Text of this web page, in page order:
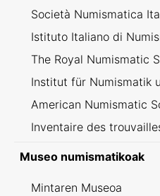
Società Numismatica
Istituto Italiano di
The Royal Numismatic
Institut für Numismatik
American Numismatic
Inventaire des
Museo numismatikoak
Mintaren Museoa